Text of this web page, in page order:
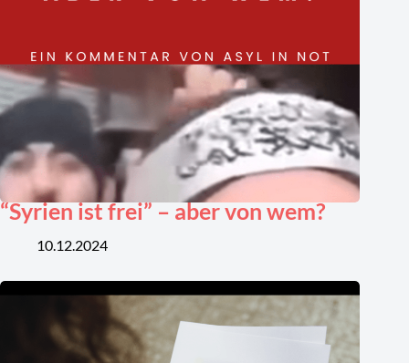
“Syrien ist frei” – aber von wem?
10.12.2024